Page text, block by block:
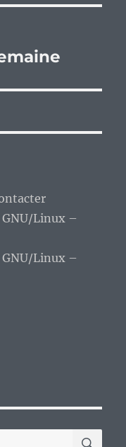
Linux –
Linux –